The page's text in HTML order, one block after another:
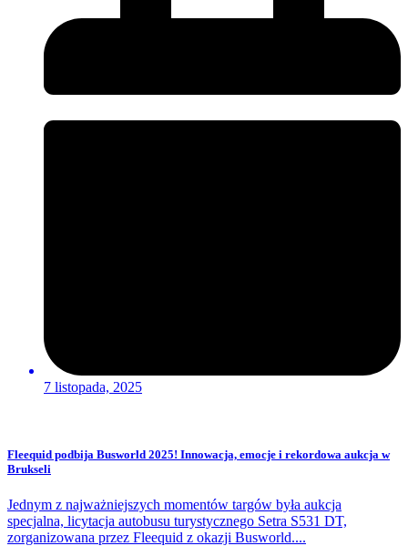
7 listopada, 2025
Fleequid podbija Busworld 2025! Innowacja, emocje i rekordowa aukcja w
Brukseli
Jednym z najważniejszych momentów targów była aukcja
specjalna, licytacja autobusu turystycznego Setra S531 DT,
zorganizowana przez Fleequid z okazji Busworld....